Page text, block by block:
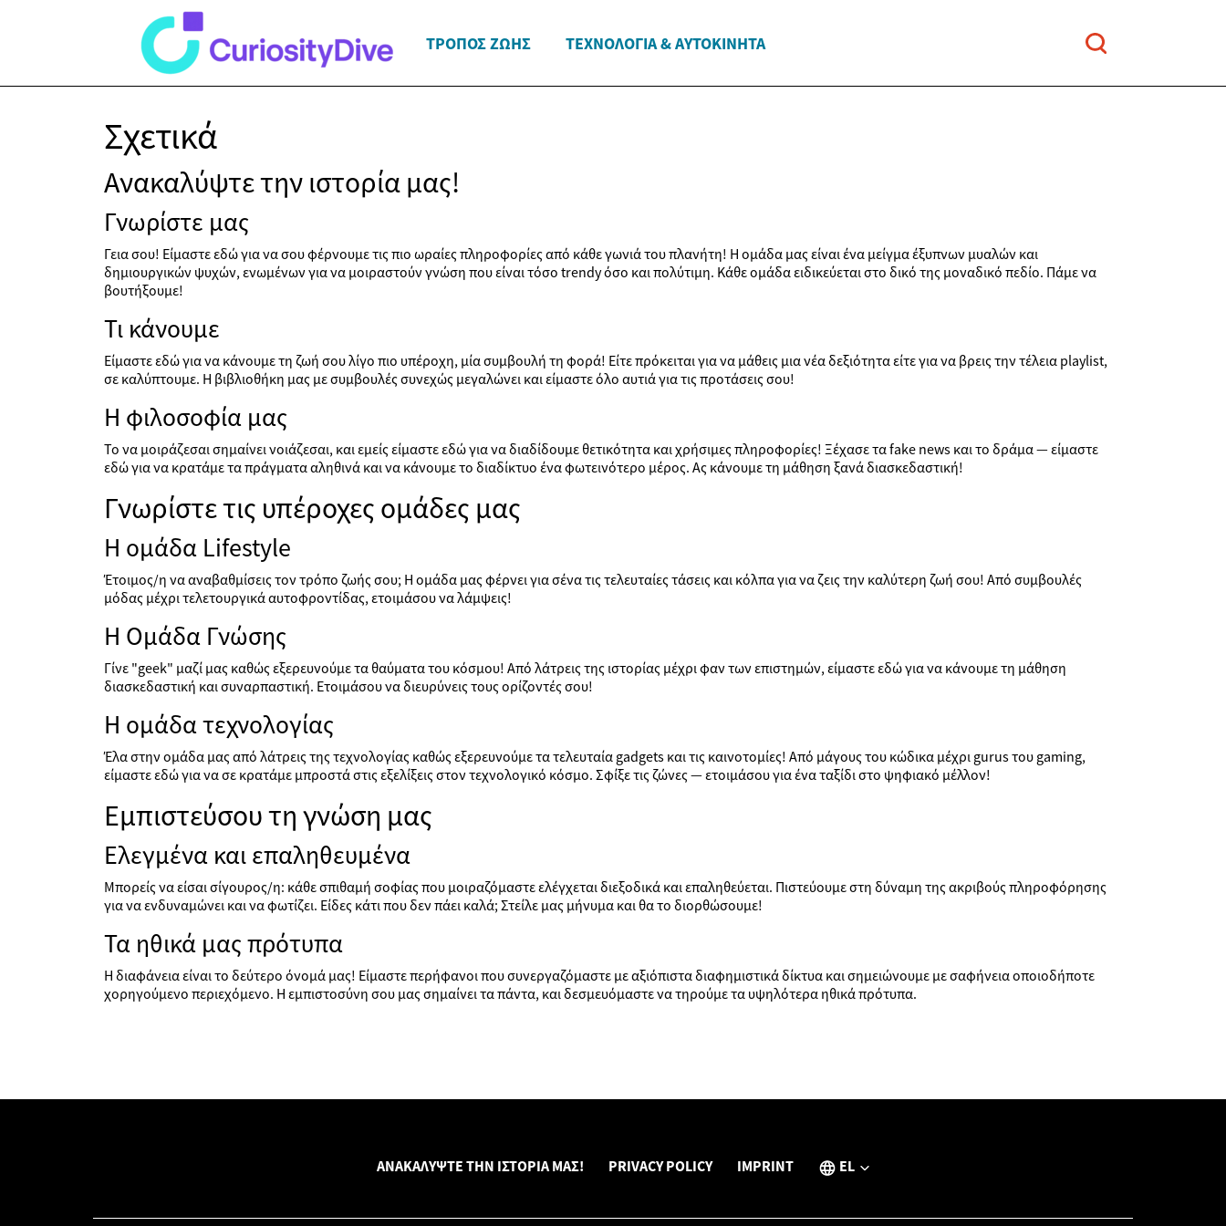
ΤΡΌΠΟΣ ΖΩΉΣ ΤΕΧΝΟΛΟΓΊΑ & ΑΥΤΟΚΊΝΗΤΑ
Σχετικά
Ανακαλύψτε την ιστορία μας!
Γνωρίστε μας
Γεια σου! Είμαστε εδώ για να σου φέρνουμε τις πιο ωραίες πληροφορίες από κάθε γωνιά του πλανήτη! Η ομάδα μας είναι ένα μείγμα έξυπνων μυαλών και
δημιουργικών ψυχών, ενωμένων για να μοιραστούν γνώση που είναι τόσο trendy όσο και πολύτιμη. Κάθε ομάδα ειδικεύεται στο δικό της μοναδικό πεδίο. Πάμε να
βουτήξουμε!
Τι κάνουμε
Είμαστε εδώ για να κάνουμε τη ζωή σου λίγο πιο υπέροχη, μία συμβουλή τη φορά! Είτε πρόκειται για να μάθεις μια νέα δεξιότητα είτε για να βρεις την τέλεια playlist,
σε καλύπτουμε. Η βιβλιοθήκη μας με συμβουλές συνεχώς μεγαλώνει και είμαστε όλο αυτιά για τις προτάσεις σου!
Η φιλοσοφία μας
Το να μοιράζεσαι σημαίνει νοιάζεσαι, και εμείς είμαστε εδώ για να διαδίδουμε θετικότητα και χρήσιμες πληροφορίες! Ξέχασε τα fake news και το δράμα — είμαστε
εδώ για να κρατάμε τα πράγματα αληθινά και να κάνουμε το διαδίκτυο ένα φωτεινότερο μέρος. Ας κάνουμε τη μάθηση ξανά διασκεδαστική!
Γνωρίστε τις υπέροχες ομάδες μας
Η ομάδα Lifestyle
Έτοιμος/η να αναβαθμίσεις τον τρόπο ζωής σου; Η ομάδα μας φέρνει για σένα τις τελευταίες τάσεις και κόλπα για να ζεις την καλύτερη ζωή σου! Από συμβουλές
μόδας μέχρι τελετουργικά αυτοφροντίδας, ετοιμάσου να λάμψεις!
Η Ομάδα Γνώσης
Γίνε "geek" μαζί μας καθώς εξερευνούμε τα θαύματα του κόσμου! Από λάτρεις της ιστορίας μέχρι φαν των επιστημών, είμαστε εδώ για να κάνουμε τη μάθηση
διασκεδαστική και συναρπαστική. Ετοιμάσου να διευρύνεις τους ορίζοντές σου!
Η ομάδα τεχνολογίας
Έλα στην ομάδα μας από λάτρεις της τεχνολογίας καθώς εξερευνούμε τα τελευταία gadgets και τις καινοτομίες! Από μάγους του κώδικα μέχρι gurus του gaming,
είμαστε εδώ για να σε κρατάμε μπροστά στις εξελίξεις στον τεχνολογικό κόσμο. Σφίξε τις ζώνες — ετοιμάσου για ένα ταξίδι στο ψηφιακό μέλλον!
Εμπιστεύσου τη γνώση μας
Ελεγμένα και επαληθευμένα
Μπορείς να είσαι σίγουρος/η: κάθε σπιθαμή σοφίας που μοιραζόμαστε ελέγχεται διεξοδικά και επαληθεύεται. Πιστεύουμε στη δύναμη της ακριβούς πληροφόρησης
για να ενδυναμώνει και να φωτίζει. Είδες κάτι που δεν πάει καλά; Στείλε μας μήνυμα και θα το διορθώσουμε!
Τα ηθικά μας πρότυπα
Η διαφάνεια είναι το δεύτερο όνομά μας! Είμαστε περήφανοι που συνεργαζόμαστε με αξιόπιστα διαφημιστικά δίκτυα και σημειώνουμε με σαφήνεια οποιοδήποτε
χορηγούμενο περιεχόμενο. Η εμπιστοσύνη σου μας σημαίνει τα πάντα, και δεσμευόμαστε να τηρούμε τα υψηλότερα ηθικά πρότυπα.
ΑΝΑΚΑΛΎΨΤΕ ΤΗΝ ΙΣΤΟΡΊΑ ΜΑΣ! PRIVACY POLICY IMPRINT EL